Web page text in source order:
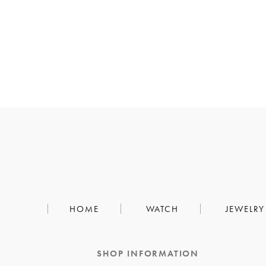
HOME WATCH JEWELRY
SHOP INFORMATION